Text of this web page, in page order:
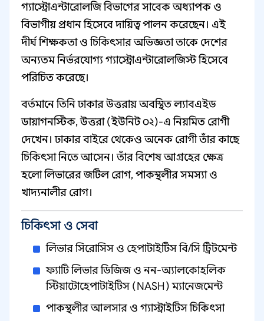
গ্যাস্ট্রোএন্টারোলজি বিভাগের সাবেক অধ্যাপক ও
বিভাগীয় প্রধান হিসেবে দায়িত্ব পালন করেছেন। এই
দীর্ঘ শিক্ষকতা ও চিকিৎসার অভিজ্ঞতা তাকে দেশের
অন্যতম নির্ভরযোগ্য গ্যাস্ট্রোএন্টারোলজিস্ট হিসেবে
পরিচিত করেছে।
বর্তমানে তিনি ঢাকার উত্তরায় অবস্থিত ল্যাবএইড
ডায়াগনস্টিক, উত্তরা (ইউনিট ০২)-এ নিয়মিত রোগী
দেখেন। ঢাকার বাইরে থেকেও অনেক রোগী তাঁর কাছে
চিকিৎসা নিতে আসেন। তাঁর বিশেষ আগ্রহের ক্ষেত্র
হলো লিভারের জটিল রোগ, পাকস্থলীর সমস্যা ও
খাদ্যনালীর রোগ।
চিকিৎসা ও সেবা
লিভার সিরোসিস ও হেপাটাইটিস বি/সি ট্রিটমেন্ট
ফ্যাটি লিভার ডিজিজ ও নন-অ্যালকোহলিক
স্টিয়াটোহেপাটাইটিস (NASH) ম্যানেজমেন্ট
পাকস্থলীর আলসার ও গ্যাস্ট্রাইটিস চিকিৎসা